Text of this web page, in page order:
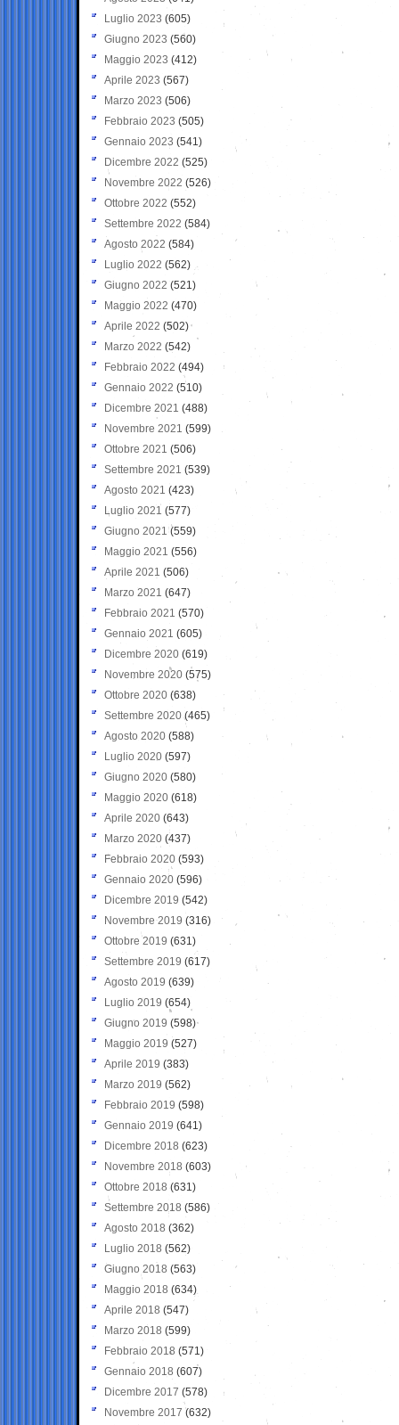
Luglio 2023 (605)
Giugno 2023 (560)
Maggio 2023 (412)
Aprile 2023 (567)
Marzo 2023 (506)
Febbraio 2023 (505)
Gennaio 2023 (541)
Dicembre 2022 (525)
Novembre 2022 (526)
Ottobre 2022 (552)
Settembre 2022 (584)
Agosto 2022 (584)
Luglio 2022 (562)
Giugno 2022 (521)
Maggio 2022 (470)
Aprile 2022 (502)
Marzo 2022 (542)
Febbraio 2022 (494)
Gennaio 2022 (510)
Dicembre 2021 (488)
Novembre 2021 (599)
Ottobre 2021 (506)
Settembre 2021 (539)
Agosto 2021 (423)
Luglio 2021 (577)
Giugno 2021(559)
Maggio 2021 (556)
Aprile 2021 (506)
Marzo 2021 (647)
Febbraio 2021 (570)
Gennaio 2021 (605)
Dicembre 2020 (619)
Novembre 2020 (575)
Ottobre 2020 (638)
Settembre 2020(465)
Agosto 2020 (588)
Luglio 2020 (597)
Giugno 2020 (580)
Maggio 2020 (618)
Aprile 2020 (643)
Marzo 2020 (437)
Febbraio 2020 (593)
Gennaio 2020 (596)
Dicembre 2019 (542)
Novembre 2019 (316)
Ottobre 2019 (631)
Settembre 2019 (617)
Agosto 2019 (639)
Luglio 2019 (654)
Giugno 2019 (598)
Maggio 2019 (527)
Aprile 2019 (383)
Marzo 2019 (562)
Febbraio 2019 (598)
Gennaio 2019 (641)
Dicembre 2018 (623)
Novembre 2018 (603)
Ottobre 2018 (631)
Settembre 2018 (586)
Agosto 2018 (362)
Luglio 2018 (562)
Giugno 2018 (563)
Maggio 2018 (634)
Aprile 2018 (547)
Marzo 2018 (599)
Febbraio 2018 (571)
Gennaio 2018 (607)
Dicembre 2017 (578)
Novembre 2017 (632)